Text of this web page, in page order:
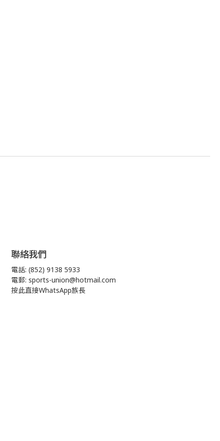
聯絡我們
電話: (852) 9138 5933
電郵: sports-union@hotmail.com
按此直接WhatsApp族長